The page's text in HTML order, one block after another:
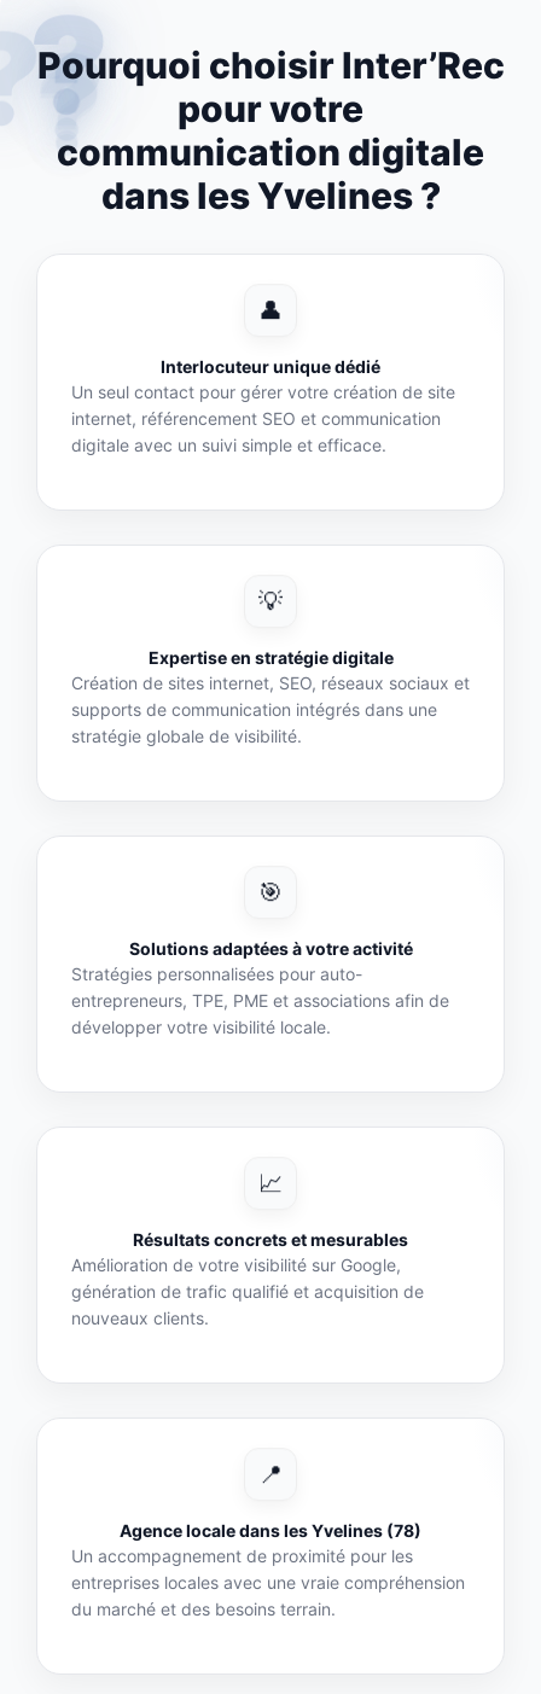
?
?
?
?
Pourquoi choisir Inter’Rec
pour votre
communication digitale
dans les Yvelines ?
👤
Interlocuteur unique dédié
Un seul contact pour gérer votre création de site
internet, référencement SEO et communication
digitale avec un suivi simple et efficace.
💡
Expertise en stratégie digitale
Création de sites internet, SEO, réseaux sociaux et
supports de communication intégrés dans une
stratégie globale de visibilité.
🎯
Solutions adaptées à votre activité
Stratégies personnalisées pour auto-
entrepreneurs, TPE, PME et associations afin de
développer votre visibilité locale.
📈
Résultats concrets et mesurables
Amélioration de votre visibilité sur Google,
génération de trafic qualifié et acquisition de
nouveaux clients.
📍
Agence locale dans les Yvelines (78)
Un accompagnement de proximité pour les
entreprises locales avec une vraie compréhension
du marché et des besoins terrain.